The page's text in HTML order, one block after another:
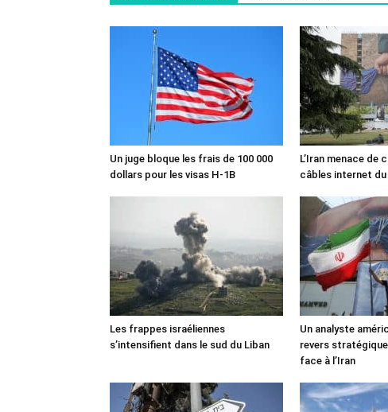
Un juge bloque les frais de 100 000
dollars pour les visas H-1B
L’Iran menace de
câbles internet
Les frappes israéliennes
s’intensifient dans le sud du Liban
Un analyste
revers
face à l’Iran